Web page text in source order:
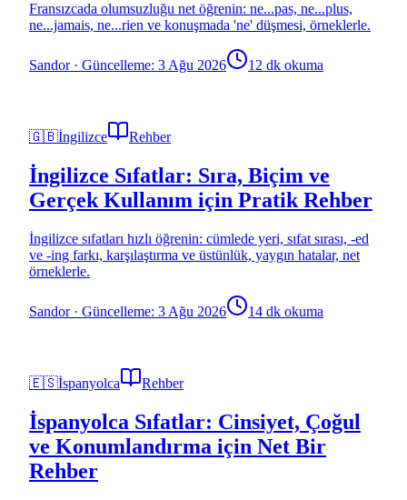
Fransızcada olumsuzluğu net öğrenin: ne...pas, ne...plus,
ne...jamais, ne...rien ve konuşmada 'ne' düşmesi, örneklerle.
Sandor· Güncelleme: 3 Ağu 2026 12 dk okuma
🇬🇧İngilizce Rehber
İngilizce Sıfatlar: Sıra, Biçim ve
Gerçek Kullanım için Pratik Rehber
İngilizce sıfatları hızlı öğrenin: cümlede yeri, sıfat sırası, -ed
ve -ing farkı, karşılaştırma ve üstünlük, yaygın hatalar, net
örneklerle.
Sandor· Güncelleme: 3 Ağu 2026 14 dk okuma
🇪🇸İspanyolca Rehber
İspanyolca Sıfatlar: Cinsiyet, Çoğul
ve Konumlandırma için Net Bir
Rehber